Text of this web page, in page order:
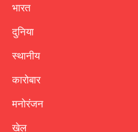
भारत
दुनिया
स्थानीय
कारोबार
मनोरंजन
खेल